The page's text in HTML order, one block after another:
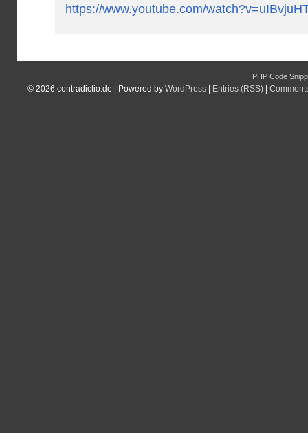
https://www.youtube.com/
PHP Code
© 2026 contradictio.de | Powered by WordPress | Entries (RSS) |